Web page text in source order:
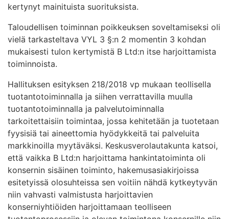
kertynyt mainituista suorituksista.
Taloudellisen toiminnan poikkeuksen soveltamiseksi oli
vielä tarkasteltava VYL 3 §:n 2 momentin 3 kohdan
mukaisesti tulon kertymistä B Ltd:n itse harjoittamista
toiminnoista.
Hallituksen esityksen 218/2018 vp mukaan teollisella
tuotantotoiminnalla ja siihen verrattavilla muulla
tuotantotoiminnalla ja palvelutoiminnalla
tarkoitettaisiin toimintaa, jossa kehitetään ja tuotetaan
fyysisiä tai aineettomia hyödykkeitä tai palveluita
markkinoilla myytäväksi. Keskusverolautakunta katsoi,
että vaikka B Ltd:n harjoittama hankintatoiminta oli
konsernin sisäinen toiminto, hakemusasiakirjoissa
esitetyissä olosuhteissa sen voitiin nähdä kytkeytyvän
niin vahvasti valmistusta harjoittavien
konserniyhtiöiden harjoittamaan teolliseen